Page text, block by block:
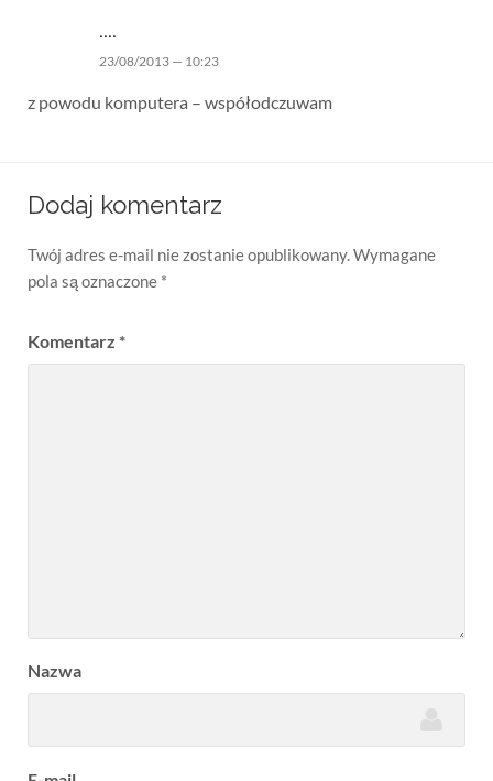
....
23/08/2013 — 10:23
z powodu komputera – współodczuwam
Dodaj komentarz
Twój adres e-mail nie zostanie opublikowany.Wymagane
pola są oznaczone *
Komentarz *
Nazwa